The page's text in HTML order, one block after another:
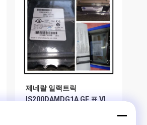
제네랄 일랙트릭
IS200DAMDG1A GE 표 VI